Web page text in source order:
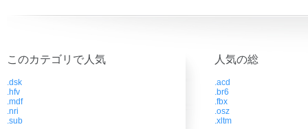
このカテゴリで人気
.dsk
.hfv
.mdf
.nri
.sub
人気の総
.acd
.br6
.fbx
.osz
.xltm